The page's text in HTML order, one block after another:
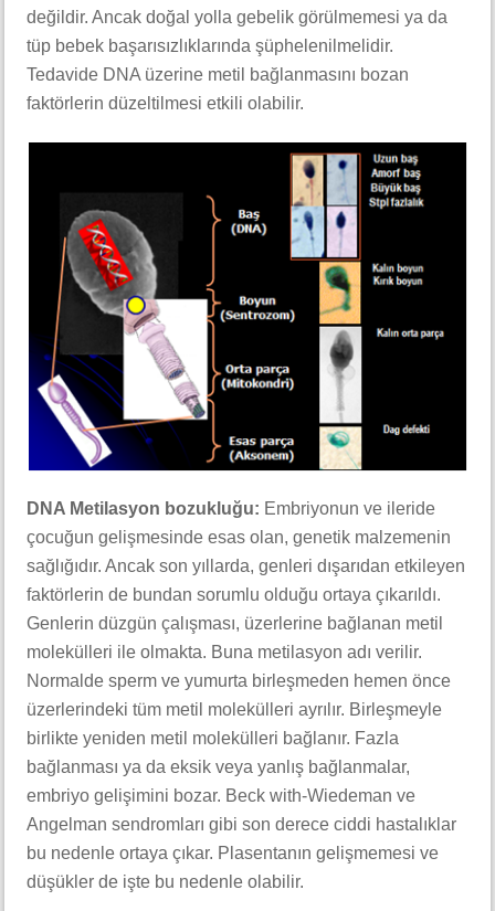
değildir. Ancak doğal yolla gebelik görülmemesi ya da
tüp bebek başarısızlıklarında şüphelenilmelidir.
Tedavide DNA üzerine metil bağlanmasını bozan
faktörlerin düzeltilmesi etkili olabilir.
DNA Metilasyon bozukluğu: Embriyonun ve ileride
çocuğun gelişmesinde esas olan, genetik malzemenin
sağlığıdır. Ancak son yıllarda, genleri dışarıdan etkileyen
faktörlerin de bundan sorumlu olduğu ortaya çıkarıldı.
Genlerin düzgün çalışması, üzerlerine bağlanan metil
molekülleri ile olmakta. Buna metilasyon adı verilir.
Normalde sperm ve yumurta birleşmeden hemen önce
üzerlerindeki tüm metil molekülleri ayrılır. Birleşmeyle
birlikte yeniden metil molekülleri bağlanır. Fazla
bağlanması ya da eksik veya yanlış bağlanmalar,
embriyo gelişimini bozar. Beck with-Wiedeman ve
Angelman sendromları gibi son derece ciddi hastalıklar
bu nedenle ortaya çıkar. Plasentanın gelişmemesi ve
düşükler de işte bu nedenle olabilir.